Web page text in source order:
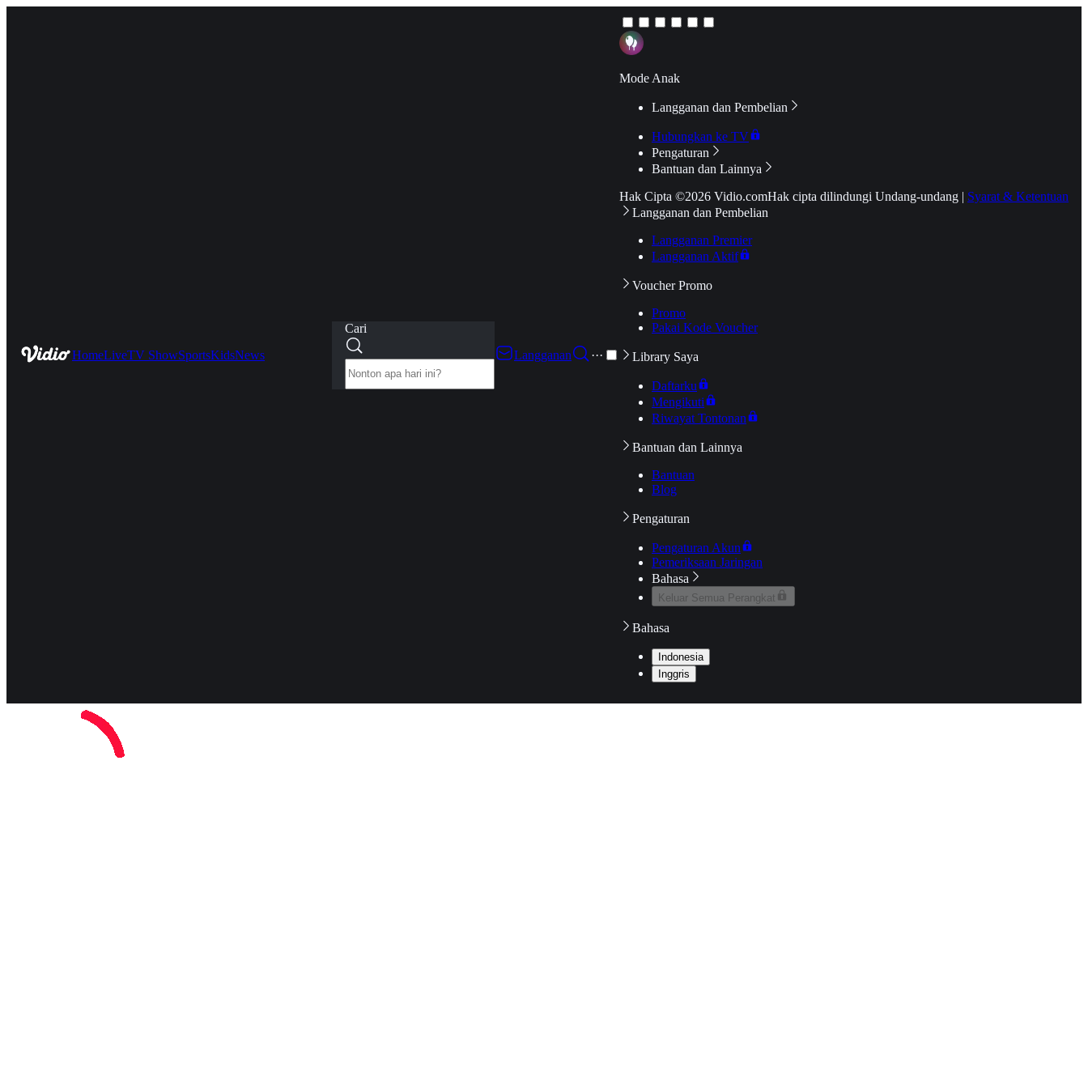
HomeLiveTV ShowSportsKidsNews
Cari
Langganan
···
Mode Anak
Langganan dan Pembelian
Hubungkan ke TV
Pengaturan
Bantuan dan Lainnya
Hak Cipta ©2026 Vidio.comHak cipta dilindungi Undang-undang | Syarat & Ketentuan
Langganan dan Pembelian
Langganan Premier
Langganan Aktif
Voucher Promo
Promo
Pakai Kode Voucher
Library Saya
Daftarku
Mengikuti
Riwayat Tontonan
Bantuan dan Lainnya
Bantuan
Blog
Pengaturan
Pengaturan Akun
Pemeriksaan Jaringan
Bahasa
Keluar Semua Perangkat
Bahasa
Indonesia
Inggris